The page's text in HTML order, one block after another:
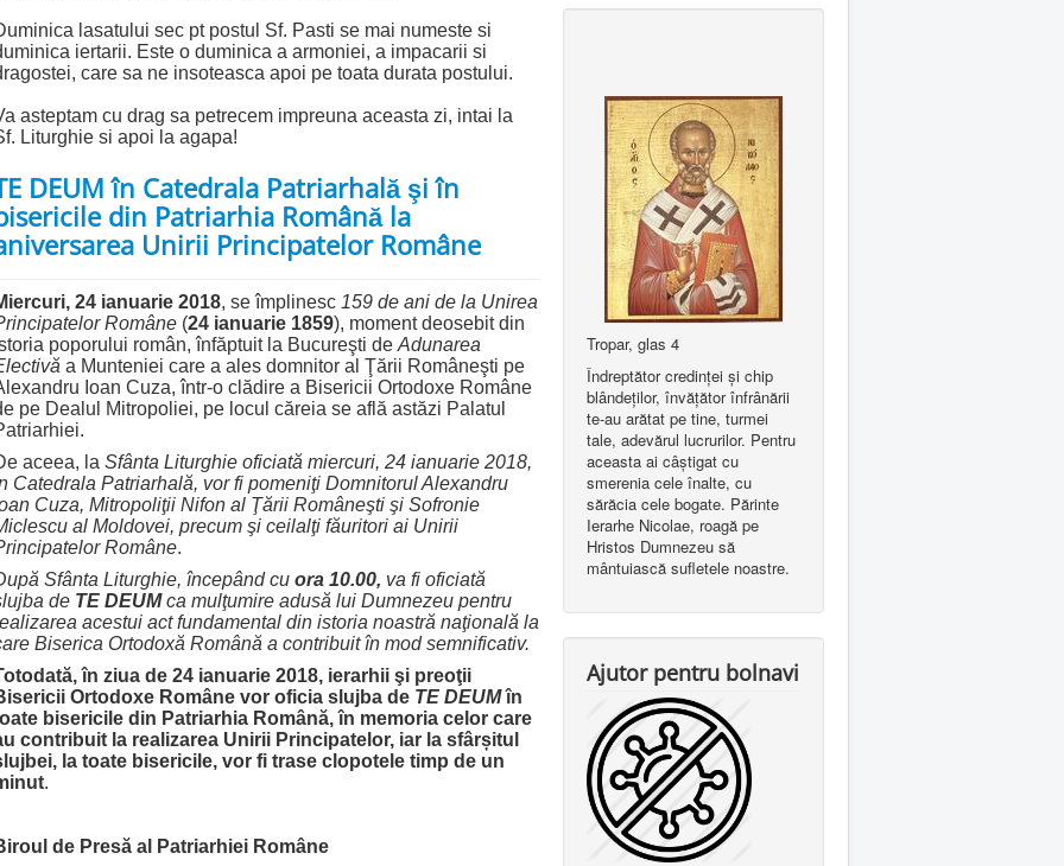
lasatului sec pt postul Sf. Pasti se mai numeste si
iertarii. Este o duminica a armoniei, a impacarii si
care sa ne insoteasca apoi pe toata durata postului.
asteptam cu drag sa petrecem impreuna aceasta zi, intai la
Liturghie si apoi la agapa!
DEUM în Catedrala Patriarhală şi în
din Patriarhia Română la
Unirii Principatelor Române
24 ianuarie 2018, se împlinesc 159 de ani de la Unirea
Române (24 ianuarie 1859), moment deosebit din
poporului român, înfăptuit la Bucureşti deAdunarea
a Munteniei care a ales domnitor al Ţării Româneşti pe
Ioan Cuza, într-o clădire a Bisericii Ortodoxe Române
pe Dealul Mitropoliei, pe locul căreia se află astăzi Palatul
aceea, la Sfânta Liturghie oficiată miercuri, 24 ianuarie 2018,
Catedrala Patriarhală, vor fi pomeniţi Domnitorul Alexandru
Cuza, Mitropoliţii Nifon al Ţării Româneşti şi Sofronie
al Moldovei, precum şi ceilalţi făuritori ai Unirii
Române.
Sfânta Liturghie, începând cu ora 10.00, va fi oficiată
de TE DEUMca mulţumire adusă lui Dumnezeu pentru
acestui act fundamental din istoria noastră naţională la
Biserica Ortodoxă Română a contribuit în mod semnificativ.
în ziua de 24 ianuarie 2018, ierarhii şi preoţii
Ortodoxe Române vor oficia slujba de TE DEUMîn
bisericile din Patriarhia Română, în memoria celor care
contribuit la realizarea Unirii Principatelor, iar la sfârșitul
la toate bisericile, vor fi trase clopotele timp de un
.
de Presă al Patriarhiei Române
Tropar, glas 4
Îndreptător credinţei şi chip
blândeţilor, învăţător înfrânării
te-au arătat pe tine, turmei
tale, adevărul lucrurilor. Pentru
aceasta ai câştigat cu
smerenia cele înalte, cu
sărăcia cele bogate. Părinte
Ierarhe Nicolae, roagă pe
Hristos Dumnezeu să
mântuiască sufletele noastre.
Ajutor pentru bolnavi